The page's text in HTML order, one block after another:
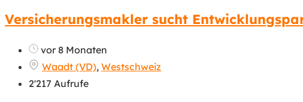
Versicherungsmakler sucht
vor 8 Monaten
Waadt (VD), Westschweiz
2'217 Aufrufe